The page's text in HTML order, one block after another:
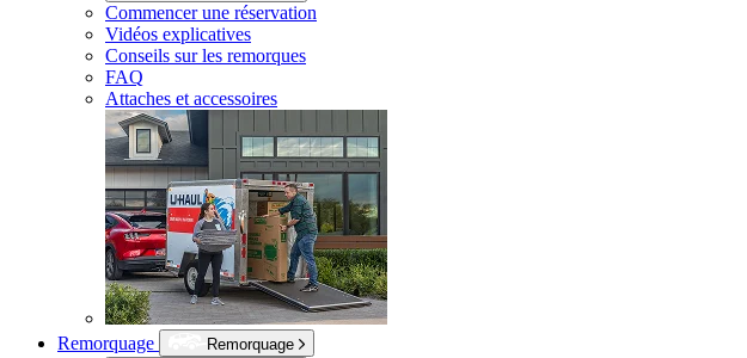
Commencer une réservation
Vidéos explicatives
Conseils sur les remorques
FAQ
Attaches et accessoires
Remorquage
Remorquage